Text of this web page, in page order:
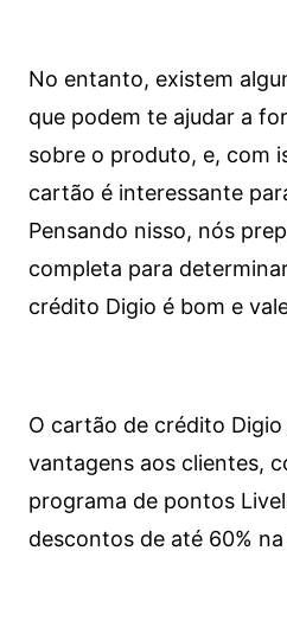
No entanto, existem
que podem te ajudar a
sobre o produto, e, com
cartão é interessante
Pensando nisso, nós
completa para
crédito Digio é bom e
O cartão de crédito
vantagens aos clientes,
programa de pontos
descontos de até 60%